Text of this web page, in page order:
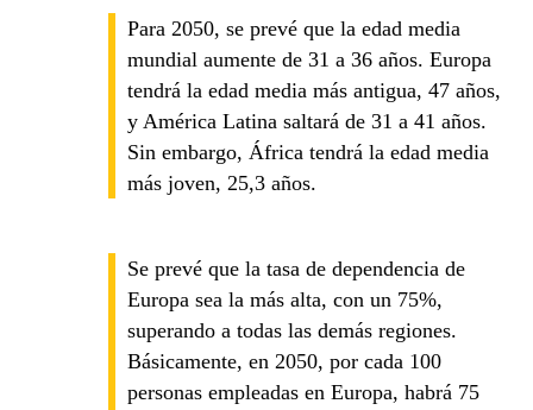
Para 2050, se prevé que la edad media
mundial aumente de 31 a 36 años. Europa
tendrá la edad media más antigua, 47 años,
y América Latina saltará de 31 a 41 años.
Sin embargo, África tendrá la edad media
más joven, 25,3 años.
Se prevé que la tasa de dependencia de
Europa sea la más alta, con un 75%,
superando a todas las demás regiones.
Básicamente, en 2050, por cada 100
personas empleadas en Europa, habrá 75